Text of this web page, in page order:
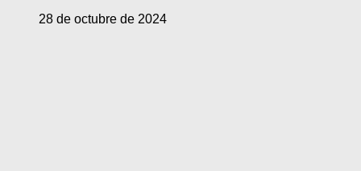
28 de octubre de 2024